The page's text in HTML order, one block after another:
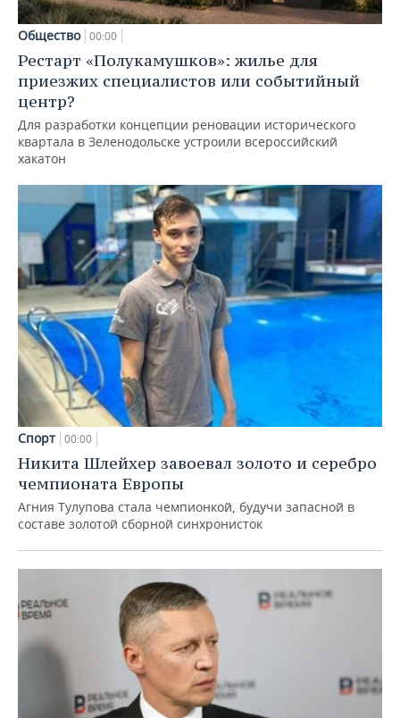
Общество 00:00
Рестарт «Полукамушков»: жилье для
приезжих специалистов или событийный
центр?
Для разработки концепции реновации исторического
квартала в Зеленодольске устроили всероссийский
хакатон
Спорт 00:00
Никита Шлейхер завоевал золото и серебро
чемпионата Европы
Агния Тулупова стала чемпионкой, будучи запасной в
составе золотой сборной синхронисток